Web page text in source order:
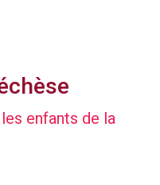
enfants de la